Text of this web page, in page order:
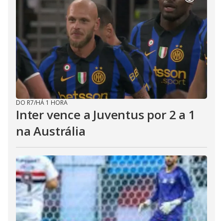
DO R7/HÁ 1 HORA
Inter vence a Juventus por 2 a 1
na Austrália